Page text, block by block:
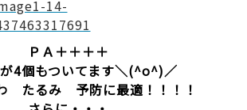
ＰＡ＋＋＋＋
4個もついてます＼(^o^)／
たるみ 予防に最適！！！！